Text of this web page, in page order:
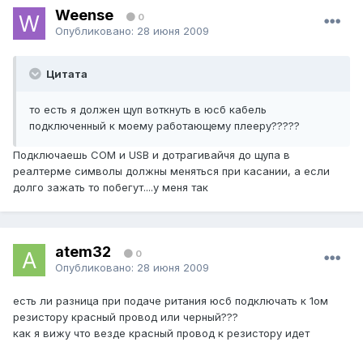
Weense 0
Опубликовано: 28 июня 2009
Цитата
то есть я должен щуп воткнуть в юсб кабель
подключенный к моему работающему плееру?????
Подключаешь СОМ и USB и дотрагивайчя до щупа в
реалтерме символы должны меняться при касании, а если
долго зажать то побегут....у меня так
atem32 0
Опубликовано: 28 июня 2009
есть ли разница при подаче ритания юсб подключать к 1ом
резистору красный провод или черный???
как я вижу что везде красный провод к резистору идет